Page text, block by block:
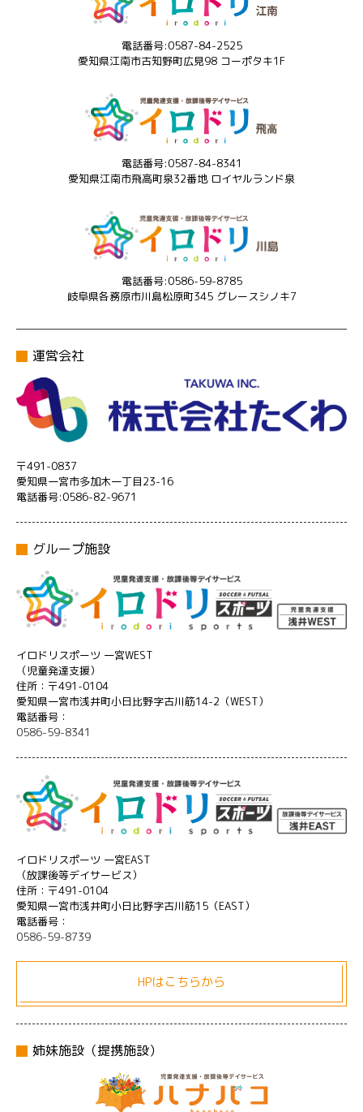
電話番号:0587-84-2525
愛知県江南市古知野町広見98 コーポタキ1F
電話番号:0587-84-8341
愛知県江南市飛高町泉32番地 ロイヤルランド泉
電話番号:0586-59-8785
岐阜県各務原市川島松原町345 グレースシノキ7
運営会社
〒491-0837
愛知県一宮市多加木一丁目23-16
電話番号:0586-82-9671
グループ施設
イロドリスポーツ 一宮WEST
（児童発達支援）
住所：〒491-0104
愛知県一宮市浅井町小日比野字古川筋14-2（WEST）
電話番号：
0586-59-8341
イロドリスポーツ 一宮EAST
（放課後等デイサービス）
住所：〒491-0104
愛知県一宮市浅井町小日比野字古川筋15（EAST）
電話番号：
0586-59-8739
HPはこちらから
姉妹施設（提携施設）